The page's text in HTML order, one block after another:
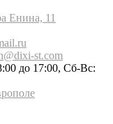
Енина, 11
st.com
до 17:00, Сб-Вс: